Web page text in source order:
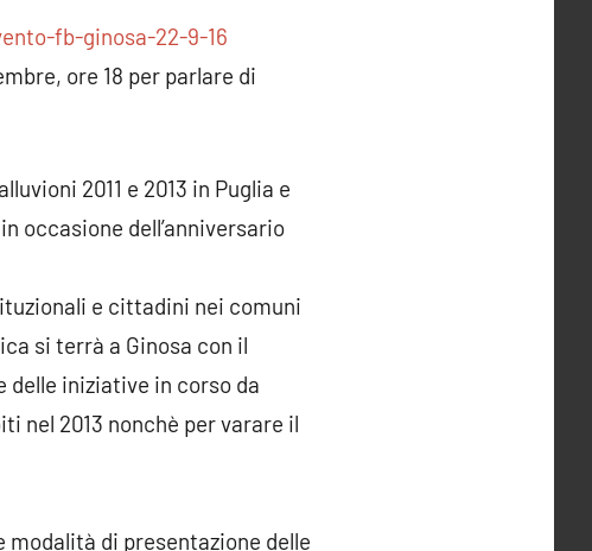
ore 18 per parlare di
2011 e 2013 in Puglia e
occasione dell’anniversario
e cittadini nei comuni
si terrà a Ginosa con il
delle iniziative in corso da
nel 2013 nonchè per varare il
di presentazione delle